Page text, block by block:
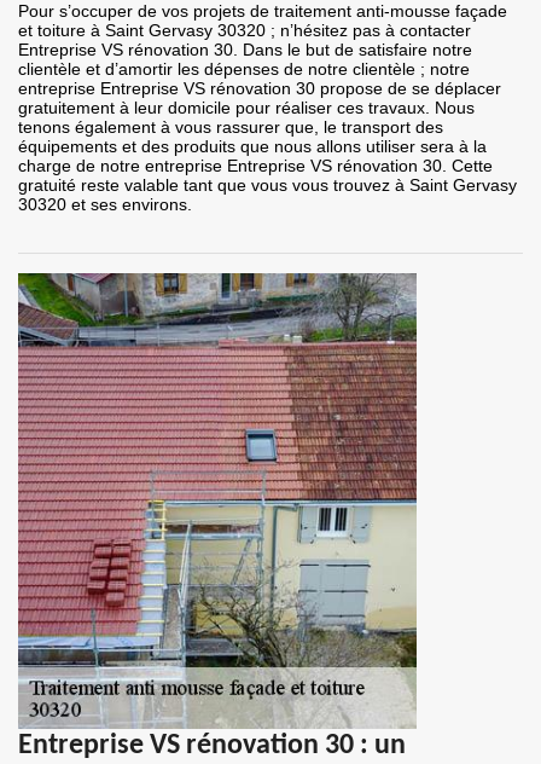
Pour s’occuper de vos projets de traitement anti-mousse façade
et toiture à Saint Gervasy 30320 ; n’hésitez pas à contacter
Entreprise VS rénovation 30. Dans le but de satisfaire notre
clientèle et d’amortir les dépenses de notre clientèle ; notre
entreprise Entreprise VS rénovation 30 propose de se déplacer
gratuitement à leur domicile pour réaliser ces travaux. Nous
tenons également à vous rassurer que, le transport des
équipements et des produits que nous allons utiliser sera à la
charge de notre entreprise Entreprise VS rénovation 30. Cette
gratuité reste valable tant que vous vous trouvez à Saint Gervasy
30320 et ses environs.
Entreprise VS rénovation 30 : un